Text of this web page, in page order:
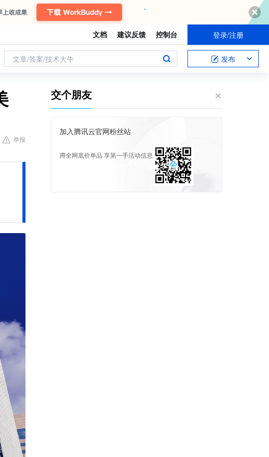
文档 建议反馈 控制台 登录/注册
文章/答案/技术大牛 发布
举报
交个朋友
加入腾讯云官网粉丝站
蹲全网底价单品 享第一手活动信息